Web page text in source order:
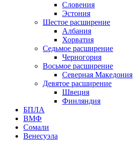
Словения
Эстония
Шестое расширение
Албания
Хорватия
Седьмое расширение
Черногория
Восьмое расширение
Северная Македония
Девятое расширение
Швеция
Финляндия
БПЛА
ВМФ
Сомали
Венесуэла